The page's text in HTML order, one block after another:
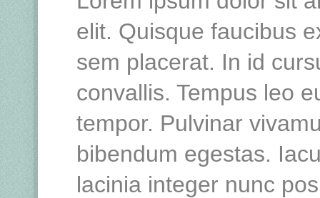
elit. Quisque faucibus
sem placerat. In id
convallis. Tempus leo
tempor. Pulvinar
bibendum egestas.
lacinia integer nunc